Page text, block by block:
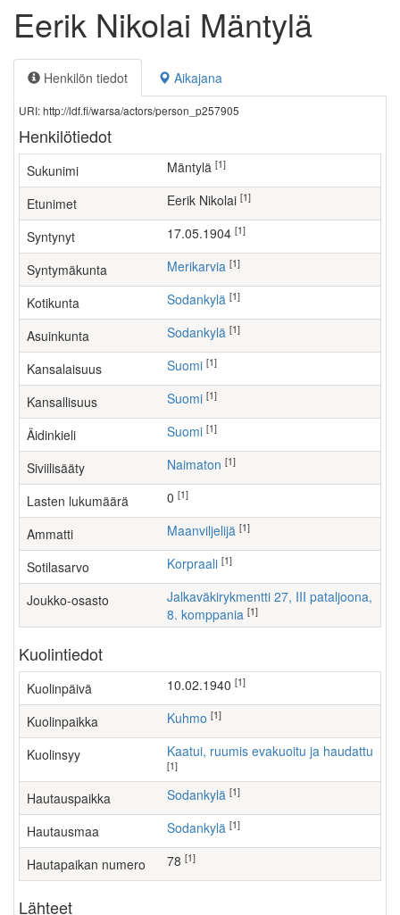
Eerik Nikolai Mäntylä
Henkilön tiedot Aikajana
URI: http://ldf.fi/warsa/actors/person_p257905
Henkilötiedot
Sukunimi Mäntylä [1]
Etunimet Eerik Nikolai [1]
Syntynyt 17.05.1904 [1]
Syntymäkunta Merikarvia [1]
Kotikunta Sodankylä [1]
Asuinkunta Sodankylä [1]
Kansalaisuus Suomi [1]
Kansallisuus Suomi [1]
Äidinkieli Suomi [1]
Siviilisääty Naimaton [1]
Lasten lukumäärä [1]
Ammatti maanviljelijä [1]
Sotilasarvo Korpraali [1]
Joukko-osasto
Jalkaväkirykmentti 27, III pataljoona,
8. komppania [1]
Kuolintiedot
Kuolinpäivä 10.02.1940 [1]
Kuolinpaikka Kuhmo [1]
Kuolinsyy Kaatui, ruumis evakuoitu ja haudattu
[1]
Hautauspaikka Sodankylä [1]
Hautausmaa Sodankylä [1]
Hautapaikan numero 78 [1]
Lähteet